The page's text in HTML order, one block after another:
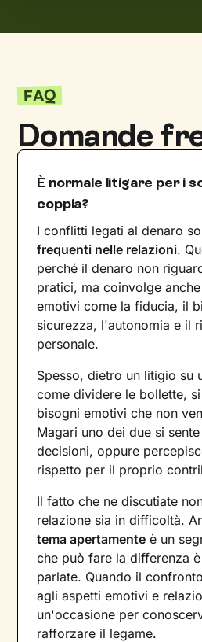
FAQ
Domande
È normale litigare per i
coppia?
I conflitti legati al denaro
frequenti nelle relazioni.
perché il denaro non
pratici, ma coinvolge
emotivi come la fiducia, il
sicurezza, l'autonomia e il
personale.
Spesso, dietro un litigio su
come dividere le bollette,
bisogni emotivi che non
Magari uno dei due si
decisioni, oppure
rispetto per il proprio
Il fatto che ne discutiate
relazione sia in difficoltà.
tema apertamente è un
che può fare la differenza
parlate. Quando il
agli aspetti emotivi e
un'occasione per
rafforzare il legame.